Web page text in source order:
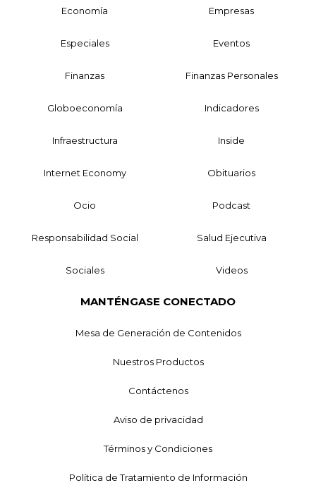
Economía Empresas
Especiales Eventos
Finanzas Finanzas Personales
Globoeconomía Indicadores
Infraestructura Inside
Internet Economy Obituarios
Ocio Podcast
Responsabilidad Social Salud Ejecutiva
Sociales Videos
MANTÉNGASE CONECTADO
Mesa de Generación de Contenidos
Nuestros Productos
Contáctenos
Aviso de privacidad
Términos y Condiciones
Política de Tratamiento de Información